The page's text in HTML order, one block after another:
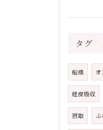
タグ
船橋
経皮吸収
摂取 ふ